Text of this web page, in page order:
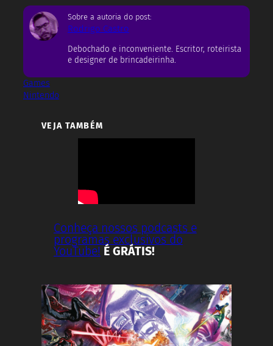
Sobre a autoria do post:
Rodrigo Castro
Debochado e inconveniente. Escritor, roteirista
e designer de brincadeirinha.
Games
Nintendo
VEJA TAMBÉM
Conheça nossos podcasts e
programas exclusivos do
YouTube! É GRÁTIS!